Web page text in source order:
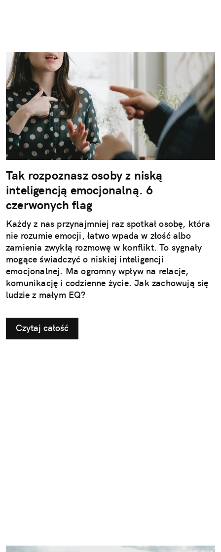
Tak rozpoznasz osoby z niską
inteligencją emocjonalną. 6
czerwonych flag
Każdy z nas przynajmniej raz spotkał osobę, która
nie rozumie emocji, łatwo wpada w złość albo
zamienia zwykłą rozmowę w konflikt. To sygnały
mogące świadczyć o niskiej inteligencji
emocjonalnej. Ma ogromny wpływ na relacje,
komunikację i codzienne życie. Jak zachowują się
ludzie z małym EQ?
Czytaj całość